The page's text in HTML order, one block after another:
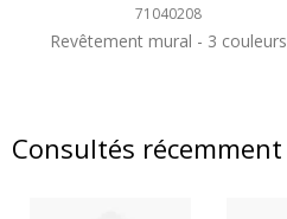
71040208
Revêtement mural 3 couleurs
Consultés récemment